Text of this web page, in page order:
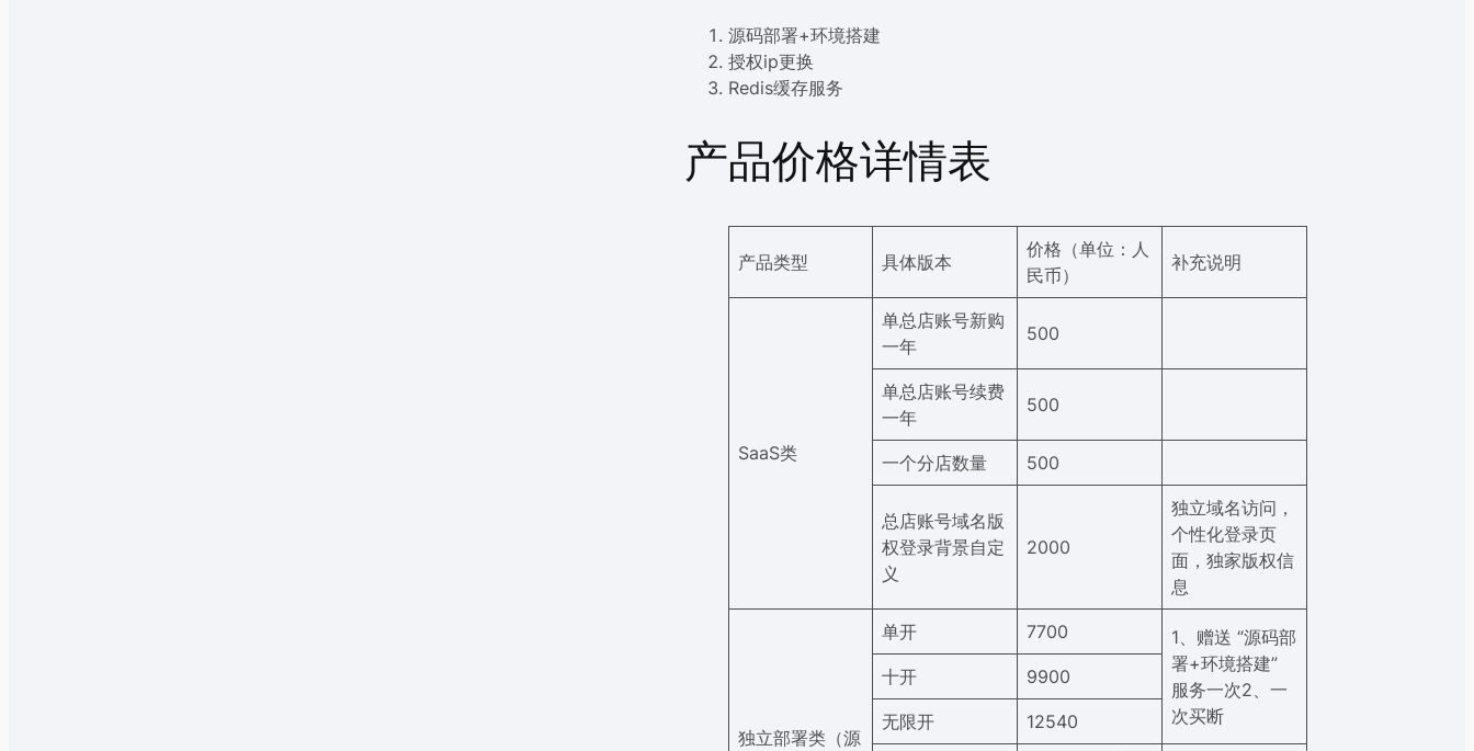
源码部署+环境搭建
授权ip更换
Redis缓存服务
产品价格详情表
产品类型 具体版本
价格（单位：人
民币）
补充说明
SaaS类
单总店账号新购
一年
500
单总店账号续费
一年
500
一个分店数量 500
总店账号域名版
权登录背景自定
义
2000
独立域名访问，
个性化登录页
面，独家版权信
息
独立部署类（源
单开 7700
1、赠送 “源码部
署+环境搭建”
服务一次2、一
次买断
十开 9900
无限开 12540